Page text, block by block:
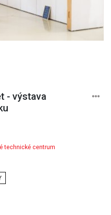
- výstava
technické centrum